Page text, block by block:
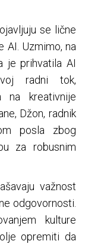
se lične
AI. Uzmimo, na
je prihvatila AI
radni tok,
na kreativnije
Džon, radnik
posla zbog
za robusnim
važnost
odgovornosti.
kulture
opremiti da